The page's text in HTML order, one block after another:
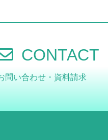
CONTACT
問い合わせ・資料請求